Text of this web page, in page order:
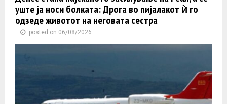
уште ја носи болката: Дрога во пијалакот ѝ го
одзеде животот на неговата сестра
posted on 06/08/2026